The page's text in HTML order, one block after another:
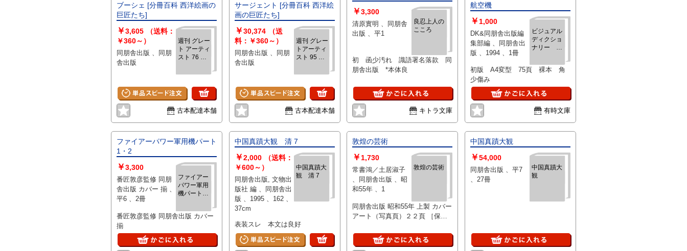
ブーシェ [分冊百科 西洋絵画の
巨匠たち]
週刊 グレー
ト アーティ
スト 76 ブ
冊百科 西洋
たち]
￥3,605
（送料：
￥360～）
同朋舎出版 、同朋
舎出版
古本配達本舗
サージェント [分冊百科 西洋絵
画の巨匠たち]
週刊 グレー
トアーティ
スト 95 サ
[分冊百科
巨匠たち]
￥30,374
（送
料：￥360～）
同朋舎出版 、同朋
舎出版
古本配達本舗
良忍上人の
こころ
￥3,300
清原實明 、同朋舎
出版 、平1
初 函少汚れ 識語署名落款 同
朋舎出版 *本体良
キトラ文庫
航空機
ビジュアル
ディクショ
ナリー 航
￥ 1,000
DK&同朋舎出版編
集部編 、同朋舎出
版 、1994 、1冊
初版 A4変型 75頁 裸本 角
少傷み
有時文庫
ファイアーパワー軍用機パート
1・2
ファイアー
パワー軍用
機パート
￥3,300
番匠敦彦監修 同朋
舎出版 カバー 揃 、
平6 、2冊
番匠敦彦監修 同朋舎出版 カバー
揃
中国真蹟大観 清 7
中国真蹟大
観 清 7
￥2,000
（送料：
￥600～）
同朋舎出版, 文物出
版社 編 、同朋舎出
版 、1995 、162 、
37cm
表装スレ 本文は良好
敦煌の芸術
敦煌の芸術
￥1,730
常書鴻／土居淑子
、同朋舎出版 、昭
和55年 、1
同朋舎出版 昭和55年 上製 カバー
アート（写真頁）２２頁 ［保存
中国真蹟大観
中国真蹟大
観
￥54,000
同朋舎出版 、平7
、27冊